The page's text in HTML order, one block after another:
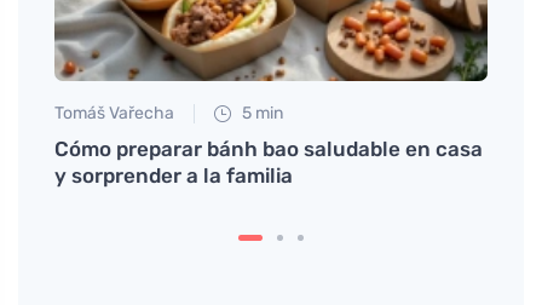
Tomáš Vařecha 5 min
Cómo preparar bánh bao saludable en casa
y sorprender a la familia